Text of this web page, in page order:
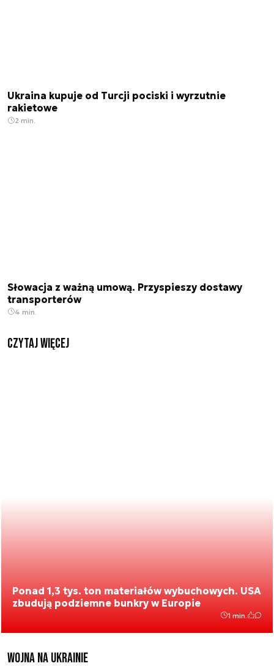
Ukraina kupuje od Turcji pociski i wyrzutnie
rakietowe
2 min.
Słowacja z ważną umową. Przyspieszy dostawy
transporterów
4 min.
czytaj więcej
Ponad 1,3 tys. ton materiałów wybuchowych. USA
zbudują podziemne bunkry w Europie
1 min.
Wojna na Ukrainie